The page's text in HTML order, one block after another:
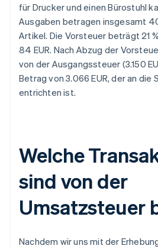
für Drucker und einen Bürostuhl
Ausgaben betragen insgesamt
Artikel. Die Vorsteuer beträgt 21
84 EUR. Nach Abzug der
von der Ausgangssteuer (3.150
Betrag von 3.066 EUR, der an die
entrichten ist.
Welche
sind von der
Umsatzsteuer
Nachdem wir uns mit der